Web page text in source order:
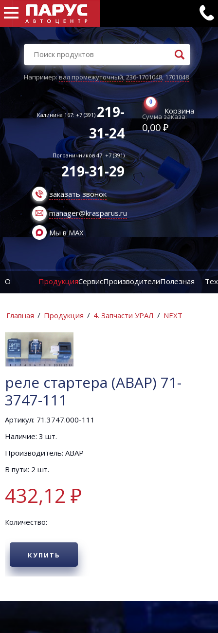
Например:вал промежуточный,236-1701048,1701048
Калинина 167: +7 (391) 219-
31-24
Пограничников 47: +7 (391)
219-31-29
заказать звонок
manager@krasparus.ru
Мы в MAX
0
Корзина
Сумма заказа:
0,00 ₽
О ПродукцияСервисПроизводителиПолезная
Главная / Продукция / 4. Запчасти УРАЛ / NEXT
реле стартера (АВАР) 71-
3747-111
Артикул: 71.3747.000-111
Наличие: 3 шт.
Производитель: АВАР
В пути: 2 шт.
432,12 ₽
Количество:
КУПИТЬ